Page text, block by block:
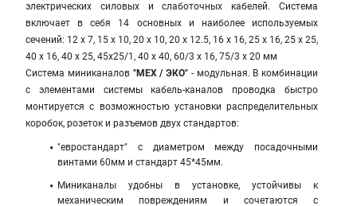
электрических силовых и слаботочных кабелей. Система
включает в себя 14 основных и наиболее используемых
сечений: 12 х 7, 15 х 10, 20 х 10, 20 х 12.5, 16 х 16, 25 х 16, 25 х 25,
40 х 16, 40 х 25, 45х25/1, 40 х 40, 60/3 х 16, 75/3 х 20 мм
Система миниканалов "МЕХ / ЭКО" - модульная. В комбинации
с элементами системы кабель-каналов проводка быстро
монтируется с возможностью установки распределительных
коробок, розеток и разъемов двух стандартов:
"евростандарт" с диаметром между посадочными
винтами 60мм и стандарт 45*45мм.
Миниканалы удобны в установке, устойчивы к
механическим повреждениям и сочетаются с